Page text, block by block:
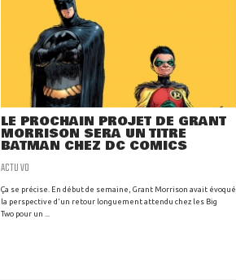
LE PROCHAIN PROJET DE GRANT
MORRISON SERA UN TITRE
BATMAN CHEZ DC COMICS
ACTU VO
Ça se précise. En début de semaine, Grant Morrison avait évoqué
la perspective d'un retour longuement attendu chez les Big
Two pour un ...